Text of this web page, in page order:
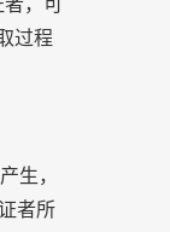
者，可
过程
生，
者所